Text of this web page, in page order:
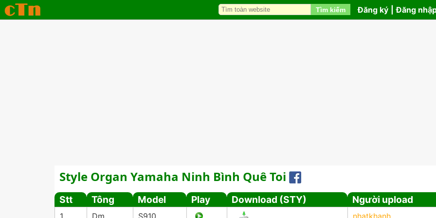
Tìm kiếm Đăng ký Đăng
Style Organ Yamaha Ninh Bình Quê Toi
Stt Tông Model Play Download (STY) Người upload
1 Dm S910 nhatkhanh